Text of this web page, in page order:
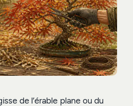
de l’érable plane ou du